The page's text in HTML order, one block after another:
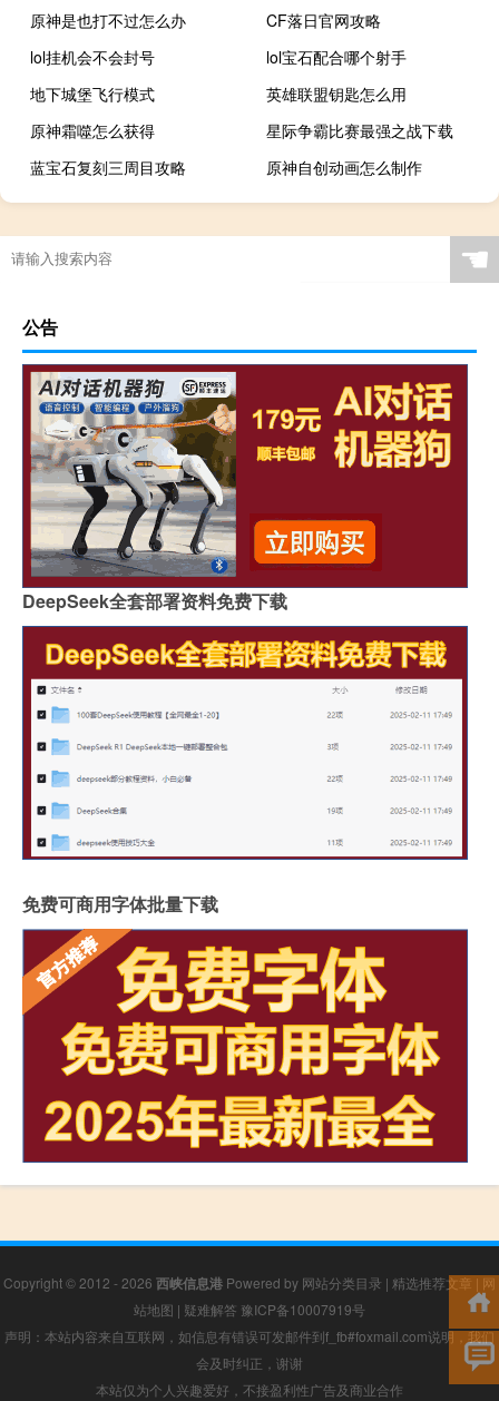
原神是也打不过怎么办
CF落日官网攻略
lol挂机会不会封号
lol宝石配合哪个射手
地下城堡飞行模式
英雄联盟钥匙怎么用
原神霜噬怎么获得
星际争霸比赛最强之战下载
蓝宝石复刻三周目攻略
原神自创动画怎么制作
☚
公告
DeepSeek全套部署资料免费下载
免费可商用字体批量下载
Copyright © 2012 - 2026 西峡信息港 Powered by 网站分类目录 | 精选推荐文章 | 网
站地图 | 疑难解答 豫ICP备10007919号
声明：本站内容来自互联网，如信息有错误可发邮件到f_fb#foxmail.com说明，我们
会及时纠正，谢谢
本站仅为个人兴趣爱好，不接盈利性广告及商业合作